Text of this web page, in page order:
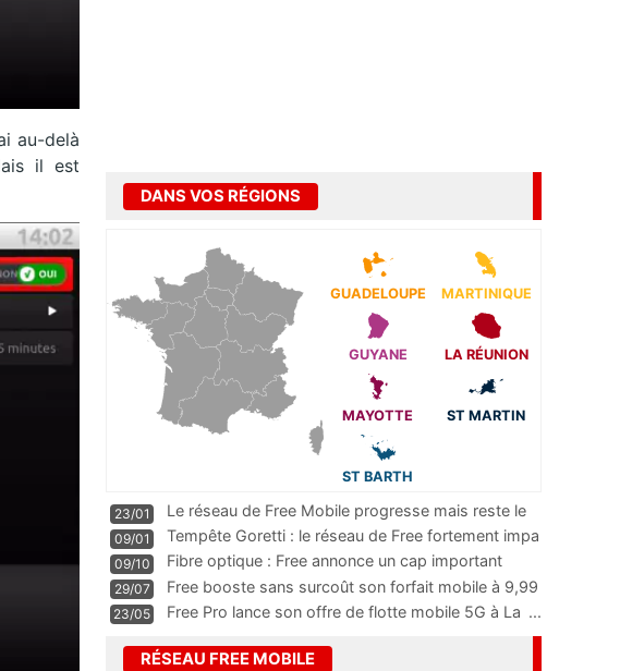
au-delà
il est
DANS VOS RÉGIONS
GUADELOUPE MARTINIQUE
GUYANE LA RÉUNION
MAYOTTE ST MARTIN
ST BARTH
23/01
Le réseau de Free Mobile progresse mais reste le
m
...
09/01
Tempête Goretti : le réseau de Free fortement impa
09/10
Fibre optique : Free annonce un cap important
pass
...
29/07
Free booste sans surcoût son forfait mobile à 9,99
23/05 Free Pro lance son offre de flotte mobile 5G à La ...
RÉSEAU FREE MOBILE